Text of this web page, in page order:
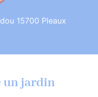
15700 Pleaux
un jardin